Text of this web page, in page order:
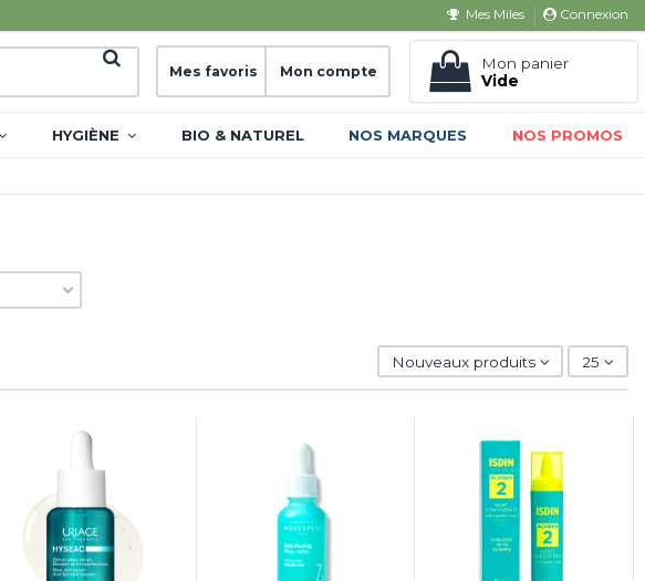
Mes Miles Connexion
Mes favoris Mon compte
Mon panier
Vide
HYGIÈNE BIO & NATUREL NOS MARQUES NOS PROMOS
Nouveaux produits 25